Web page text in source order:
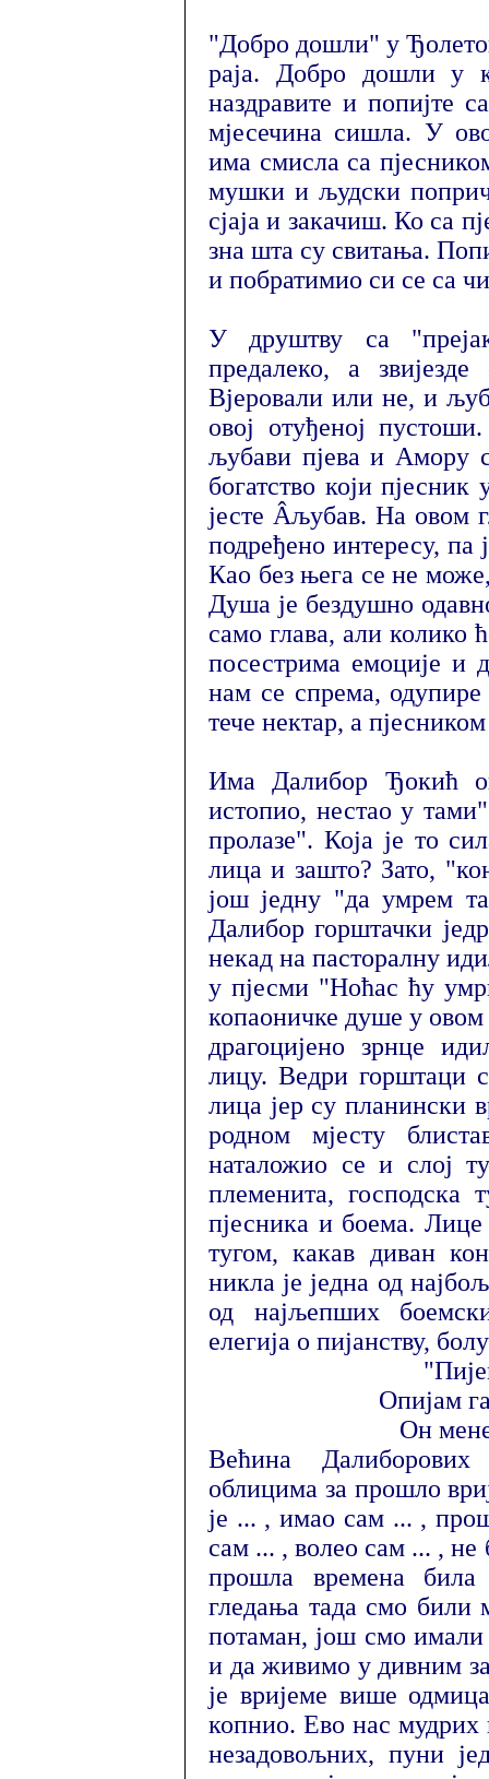
"Добро дошли" у
раја. Добро дошли у
наздравите и попијте
мјесечина сишла. У
има смисла са
мушки и људски
сјаја и закачиш. Ко са
зна шта су свитања.
и побратимио си се са
У друштву са
предалеко, а
Вјеровали или не, и
овој отуђеној
љубави пјева и Амору
богатство који
јесте Â­љубав. На овом
подређено интересу, па
Као без њега се не
Душа је бездушно
само глава, али колико
посестрима емоције и
нам се спрема, одупире
тече нектар, а
Има Далибор Ђокић
истопио, нестао у
пролазе". Која је то
лица и зашто? Зато,
још једну "да умрем
Далибор горштачки
некад на пасторалну
у пјесми "Ноћас ћу
копаоничке душе у овом
драгоцијено зрнце
лицу. Ведри горштаци
лица јер су планински
родном мјесту
наталожио се и слој
племенита, господска
пјесника и боема. Лице
тугом, какав диван
никла је једна од
од најљепших
елегија о пијанству,
Опијам
Он
Већина
облицима за прошло
је ... , имао сам ... ,
сам ... , волео сам ... , не
прошла времена
гледања тада смо били
потаман, још смо
и да живимо у дивним
је вријеме више
копнио. Ево нас
незадовољних, пуни